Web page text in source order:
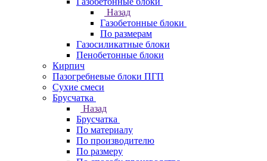
Назад
Газобетонные блоки
По размерам
Газосиликатные блоки
Пенобетонные блоки
Кирпич
Пазогребневые блоки ПГП
Сухие смеси
Брусчатка
Назад
Брусчатка
По материалу
По производителю
По размеру